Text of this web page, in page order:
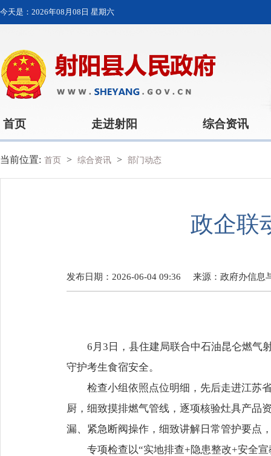
今天是： 2026年08月08日 星期六
首页 走进射阳 综合资讯
当前位置: 首页 > 综合资讯 > 部门动态
政企联
发布日期：2026-06-04 09:36 来源： 政府办信息
6月3日，县住建局联合中石油昆仑燃气射
守护考生食宿安全。
检查小组依照点位明细，先后走进江苏省
厨，细致摸排燃气管线，逐项核验灶具产品
漏、紧急断阀操作，细致讲解日常管护要点
专项检查以“实地排查+隐患整改+安全宣